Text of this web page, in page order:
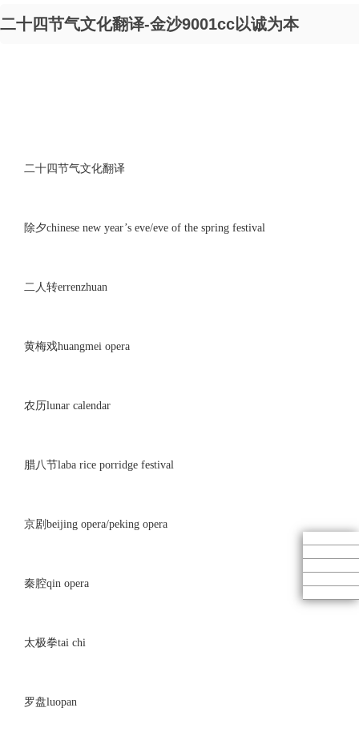
二十四节气文化翻译-金沙9001cc以诚为本
二十四节气文化翻译
除夕chinese new year’s eve/eve of the spring festival
二人转errenzhuan
黄梅戏huangmei opera
农历lunar calendar
腊八节laba rice porridge festival
京剧beijing opera/peking opera
秦腔qin opera
太极拳tai chi
罗盘luopan